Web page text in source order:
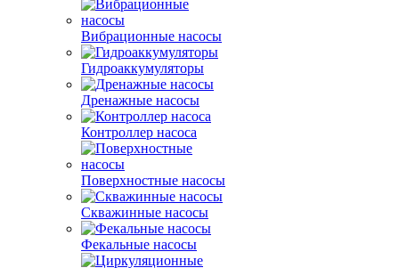
Вибрационные насосы
Гидроаккумуляторы
Дренажные насосы
Контроллер насоса
Поверхностные насосы
Скважинные насосы
Фекальные насосы